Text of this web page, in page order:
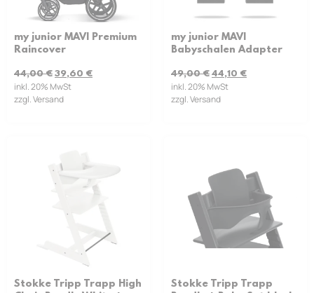
my junior MAVI Premium
Raincover
44,00€ 39,60 €
inkl. 20% MwSt
zzgl. Versand
my junior MAVI
Babyschalen Adapter
49,00€ 44,10 €
inkl. 20% MwSt
zzgl. Versand
Stokke Tripp Trapp High
Stokke Tripp Trapp